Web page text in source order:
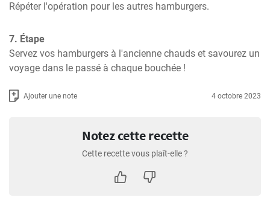
Répéter l'opération pour les autres hamburgers.
7. Étape
Servez vos hamburgers à l'ancienne chauds et savourez un
voyage dans le passé à chaque bouchée !
Ajouter une note 4 octobre 2023
Notez cette recette
Cette recette vous plaît-elle ?